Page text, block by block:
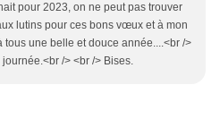
pour 2023, on ne peut pas trouver
lutins pour ces bons vœux et à mon
tous une belle et douce année....<br />
/> <br /> Bises.